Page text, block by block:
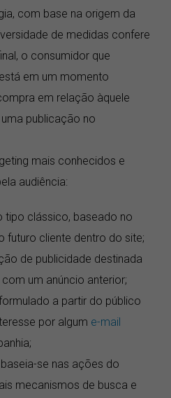
com base na origem da
de medidas confere
o consumidor que
em um momento
em relação àquele
publicação no
mais conhecidos e
audiência:
tipo clássico, baseado no
futuro cliente dentro do site;
de publicidade destinada
um anúncio anterior;
a partir do público
por algum e-mail
baseia-se nas ações do
mecanismos de busca e